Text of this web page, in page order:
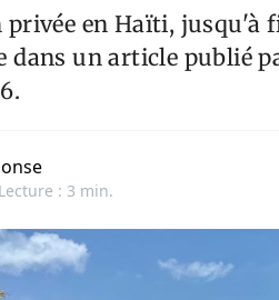
en Haïti, jusqu'à
dans un article publié
Lecture : 3 min.